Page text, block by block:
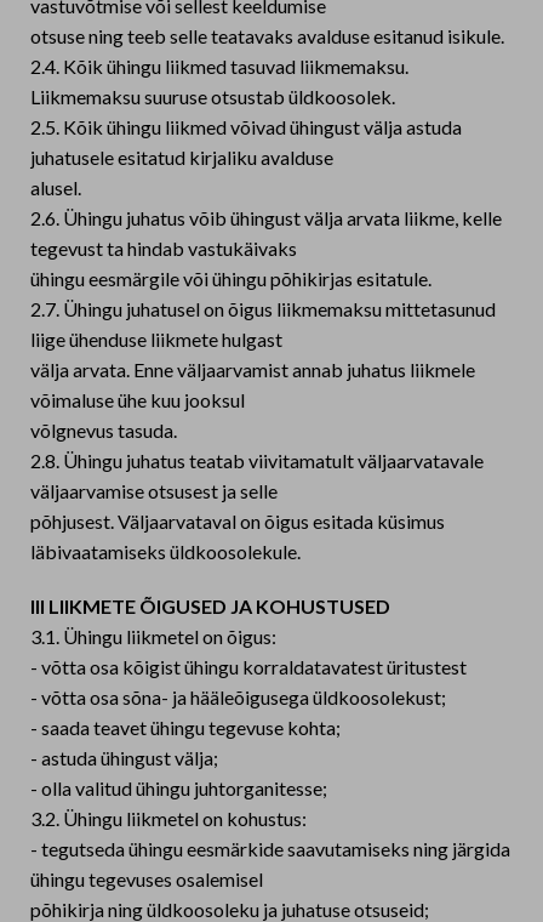
vastuvõtmise või sellest keeldumise
otsuse ning teeb selle teatavaks avalduse esitanud isikule.
2.4. Kõik ühingu liikmed tasuvad liikmemaksu.
Liikmemaksu suuruse otsustab üldkoosolek.
2.5. Kõik ühingu liikmed võivad ühingust välja astuda
juhatusele esitatud kirjaliku avalduse
alusel.
2.6. Ühingu juhatus võib ühingust välja arvata liikme, kelle
tegevust ta hindab vastukäivaks
ühingu eesmärgile või ühingu põhikirjas esitatule.
2.7. Ühingu juhatusel on õigus liikmemaksu mittetasunud
liige ühenduse liikmete hulgast
välja arvata. Enne väljaarvamist annab juhatus liikmele
võimaluse ühe kuu jooksul
võlgnevus tasuda.
2.8. Ühingu juhatus teatab viivitamatult väljaarvatavale
väljaarvamise otsusest ja selle
põhjusest. Väljaarvataval on õigus esitada küsimus
läbivaatamiseks üldkoosolekule.
III LIIKMETE ÕIGUSED JA KOHUSTUSED
3.1. Ühingu liikmetel on õigus:
- võtta osa kõigist ühingu korraldatavatest üritustest
- võtta osa sõna- ja hääleõigusega üldkoosolekust;
- saada teavet ühingu tegevuse kohta;
- astuda ühingust välja;
- olla valitud ühingu juhtorganitesse;
3.2. Ühingu liikmetel on kohustus:
- tegutseda ühingu eesmärkide saavutamiseks ning järgida
ühingu tegevuses osalemisel
põhikirja ning üldkoosoleku ja juhatuse otsuseid;